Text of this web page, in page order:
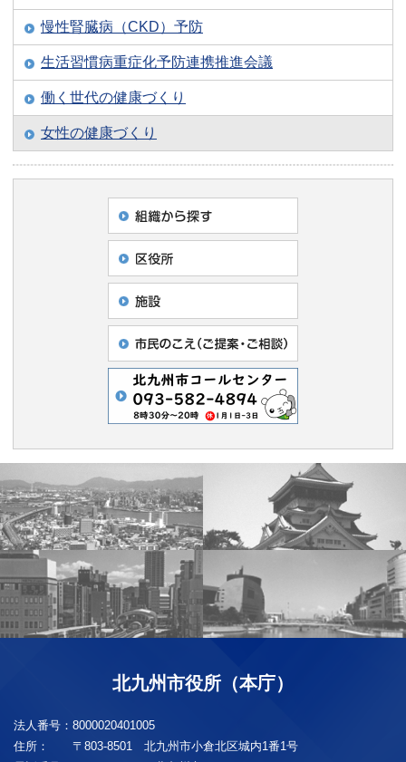
慢性腎臓病（CKD）予防
生活習慣病重症化予防連携推進会議
働く世代の健康づくり
女性の健康づくり
北九州市役所（本庁）
法人番号： 8000020401005
住所：
〒803-8501 北九州市小倉北区城内1番1号